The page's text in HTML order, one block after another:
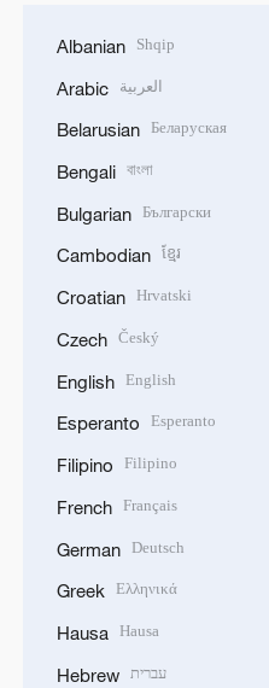
Albanian Shqip
Arabic العربية
Belarusian Беларуская
Bengali বাংলা
Bulgarian Български
Cambodian ខ្មែរ
Croatian Hrvatski
Czech Český
English English
Esperanto Esperanto
Filipino Filipino
French Français
German Deutsch
Greek Ελληνικά
Hausa Hausa
Hebrew עברית